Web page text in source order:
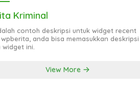
Kriminal
contoh deskripsi untuk widget recent
anda bisa memasukkan deskripsi
widget ini.
View More